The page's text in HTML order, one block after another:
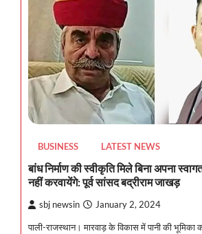
BUSINESS LATEST NEWS
बांध निर्माण की स्वीकृति मिले बिना अपना
नहीं करवायेंगे: पूर्व सांसद बद्रीराम जाखड़
sbj newsin January 2, 2024
पाली-राजस्थान। मारवाड़ के विकास में पानी की भूमिका